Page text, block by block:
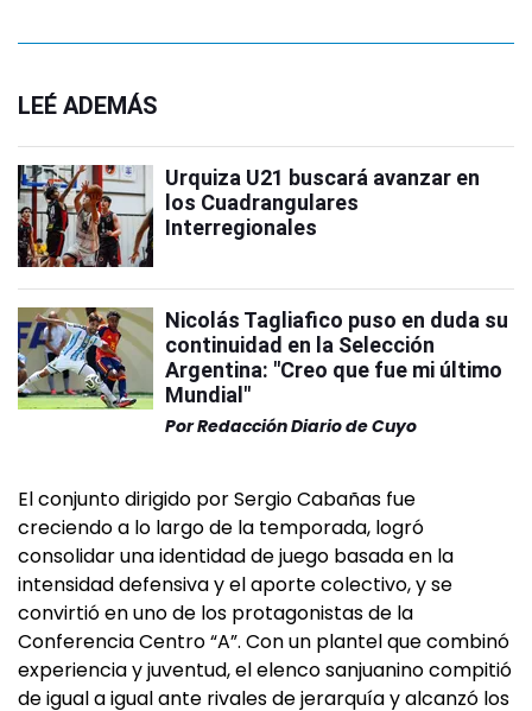
LEÉ ADEMÁS
Urquiza U21 buscará avanzar en
los Cuadrangulares
Interregionales
Nicolás Tagliafico puso en duda su
continuidad en la Selección
Argentina: "Creo que fue mi último
Mundial"
PorRedacción Diario de Cuyo
El conjunto dirigido por Sergio Cabañas fue
creciendo a lo largo de la temporada, logró
consolidar una identidad de juego basada en la
intensidad defensiva y el aporte colectivo, y se
convirtió en uno de los protagonistas de la
Conferencia Centro “A”. Con un plantel que combinó
experiencia y juventud, el elenco sanjuanino compitió
de igual a igual ante rivales de jerarquía y alcanzó los